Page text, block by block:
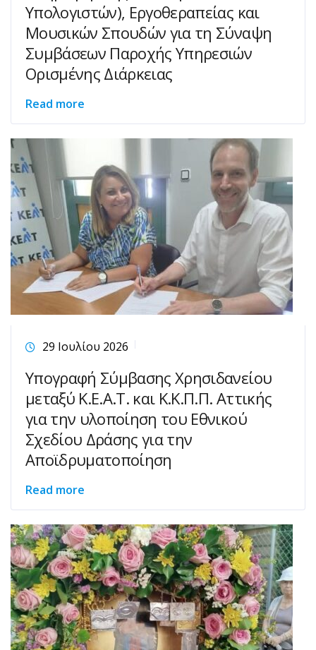
Υπολογιστών), Εργοθεραπείας και
Μουσικών Σπουδών για τη Σύναψη
Συμβάσεων Παροχής Υπηρεσιών
Ορισμένης Διάρκειας
Read more
29 Ιουλίου 2026
Υπογραφή Σύμβασης Χρησιδανείου
μεταξύ Κ.Ε.Α.Τ. και Κ.Κ.Π.Π. Αττικής
για την υλοποίηση του Εθνικού
Σχεδίου Δράσης για την
Αποϊδρυματοποίηση
Read more